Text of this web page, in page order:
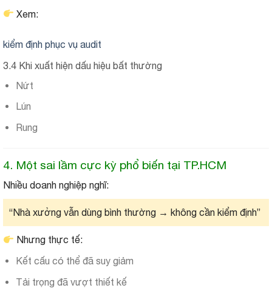
Xem:
kiểm định phục vụ audit
3.4 Khi xuất hiện dấu hiệu bất thường
Nứt
Lún
Rung
4. Một sai lầm cực kỳ phổ biến tại TP.HCM
Nhiều doanh nghiệp nghĩ:
“Nhà xưởng vẫn dùng bình thường → không cần kiểm định”
Nhưng thực tế:
Kết cấu có thể đã suy giảm
Tải trọng đã vượt thiết kế